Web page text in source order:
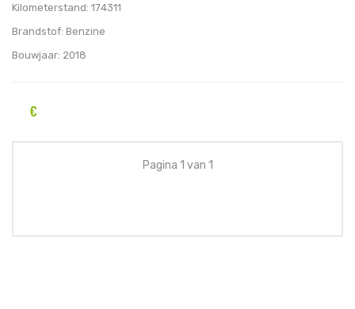
Kilometerstand: 174311
Brandstof: Benzine
Bouwjaar: 2018
€
Pagina 1 van 1